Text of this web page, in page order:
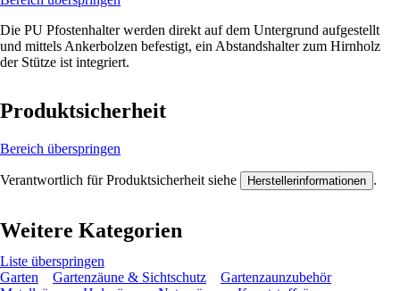
Die PU Pfostenhalter werden direkt auf dem Untergrund aufgestellt
und mittels Ankerbolzen befestigt, ein Abstandshalter zum Hirnholz
der Stütze ist integriert.
Produktsicherheit
Bereich überspringen
Verantwortlich für Produktsicherheit siehe Herstellerinformationen .
Weitere Kategorien
Liste überspringen
Garten
Gartenzäune & Sichtschutz
Gartenzaunzubehör